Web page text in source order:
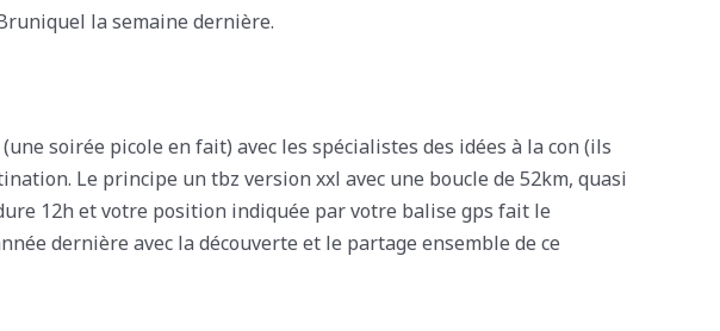
la semaine dernière.
soirée picole en fait) avec les spécialistes des idées à la con (ils
Le principe un tbz version xxl avec une boucle de 52km, quasi
12h et votre position indiquée par votre balise gps fait le
dernière avec la découverte et le partage ensemble de ce